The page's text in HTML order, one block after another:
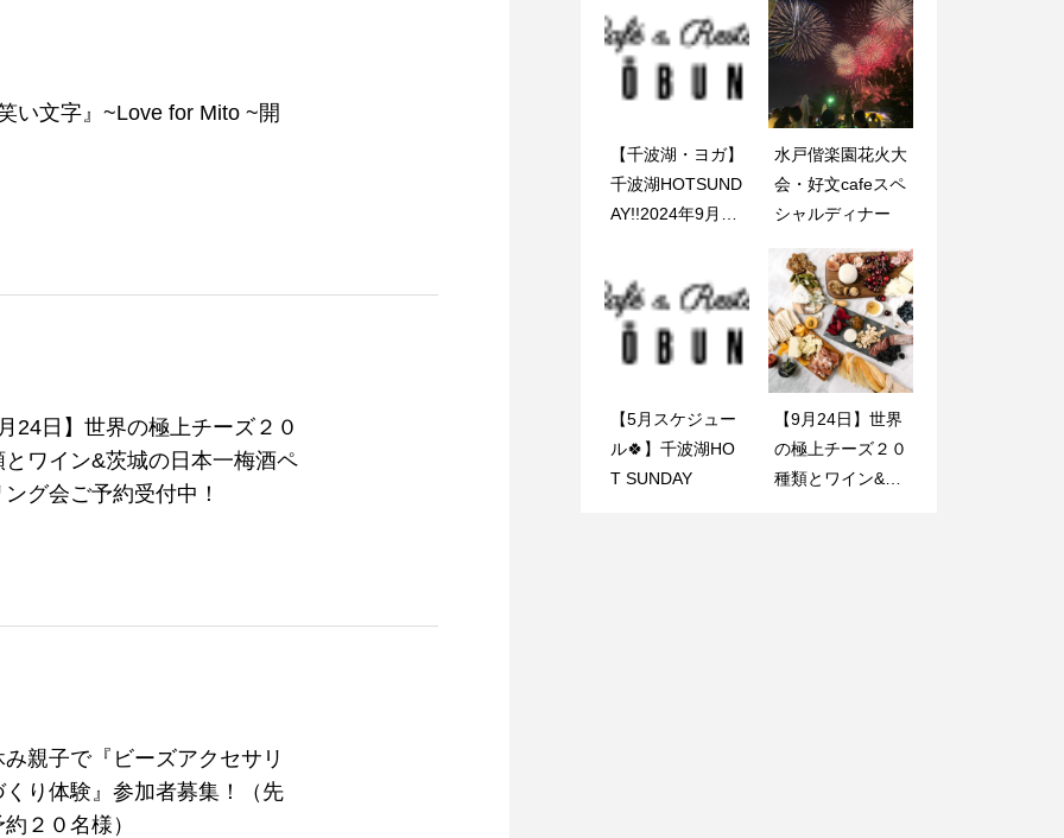
い文字』~Love for Mito ~開
24日】世界の極上チーズ２０
とワイン&茨城の日本一梅酒ペ
グ会ご予約受付中！
み親子で『ビーズアクセサリ
くり体験』参加者募集！（先
２０名様）
【千波湖・ヨガ】
千波湖HOTSUND
AY!!2024年9月〜
水戸偕楽園花火大
会・好文cafeスペ
シャルディナー
【5月スケジュー
ル🍀】千波湖HO
T SUNDAY
【9月24日】世界
の極上チーズ２０
種類とワイン&茨
【千波湖・ヨガ】
千波湖HOTSUND
AY!!2024年4月・
Ibaraki Gastrono
my ～秋夜の彩り
～
【4月25日】国際
親善姉妹都市アナ
ハイム訪問団との
【千波湖・ヨガ】
千波湖HOTSUND
AY!!2024年9月〜